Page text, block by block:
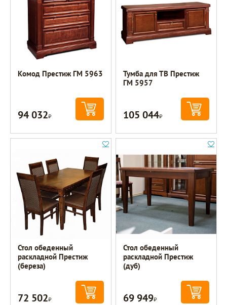
Комод Престиж ГМ 5963
94 032Р
Тумба для ТВ Престиж
ГМ 5957
105 044Р
Стол обеденный
раскладной Престиж
(береза)
72 502Р
Стол обеденный
раскладной Престиж
(дуб)
69 949Р